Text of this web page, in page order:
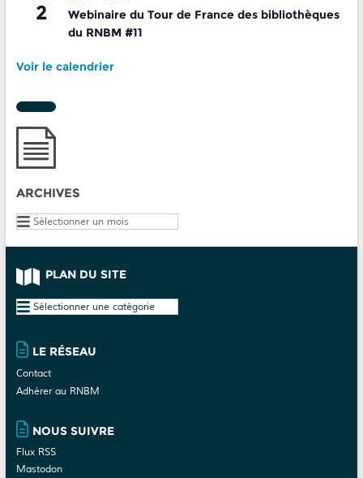
2
Webinaire du Tour de France des bibliothèques
du RNBM #11
Voir le calendrier
ARCHIVES
Archives
PLAN DU SITE
Plan
site
LE RÉSEAU
Contact
Adhérer au RNBM
NOUS SUIVRE
Flux RSS
Mastodon